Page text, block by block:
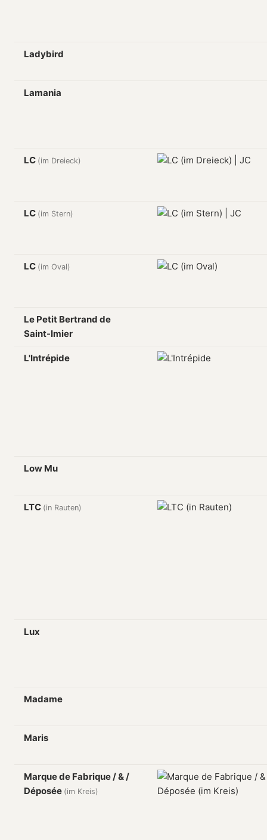
Ladybird
Lamania
LC (im Dreieck)
LC (im Stern)
LC (im Oval)
Le Petit Bertrand de
Saint-Imier
L'Intrépide
Low Mu
LTC (in Rauten)
Lux
Madame
Maris
Marque de Fabrique / & /
Déposée (im Kreis)